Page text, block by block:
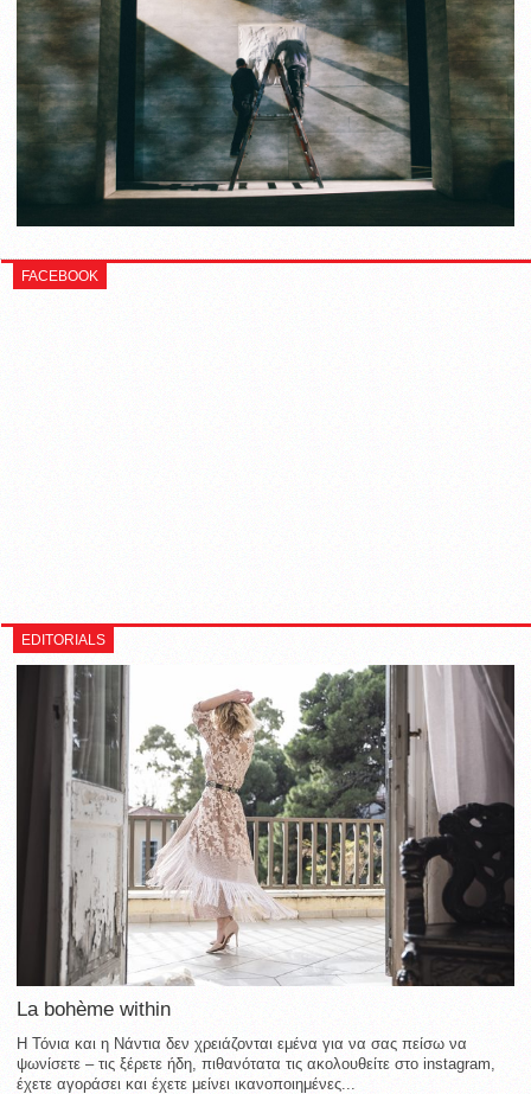
FACEBOOK
EDITORIALS
La bohème within
Η Τόνια και η Νάντια δεν χρειάζονται εμένα για να σας πείσω να
ψωνίσετε – τις ξέρετε ήδη, πιθανότατα τις ακολουθείτε στο instagram,
έχετε αγοράσει και έχετε μείνει ικανοποιημένες...